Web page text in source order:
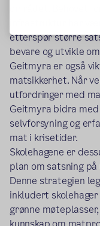
etterspør større
bevare og utvikle
Geitmyra er også
matsikkerhet. Når
utfordringer med
Geitmyra bidra
selvforsyning og
mat i krisetider.
Skolehagene er
plan om satsning
Denne strategien
inkludert
grønne